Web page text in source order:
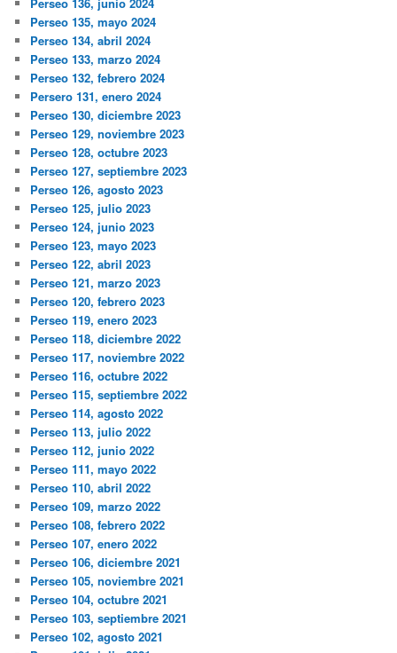
Perseo 135, mayo 2024
Perseo 134, abril 2024
Perseo 133, marzo 2024
Perseo 132, febrero 2024
Persero 131, enero 2024
Perseo 130, diciembre 2023
Perseo 129, noviembre 2023
Perseo 128, octubre 2023
Perseo 127, septiembre 2023
Perseo 126, agosto 2023
Perseo 125, julio 2023
Perseo 124, junio 2023
Perseo 123, mayo 2023
Perseo 122, abril 2023
Perseo 121, marzo 2023
Perseo 120, febrero 2023
Perseo 119, enero 2023
Perseo 118, diciembre 2022
Perseo 117, noviembre 2022
Perseo 116, octubre 2022
Perseo 115, septiembre 2022
Perseo 114, agosto 2022
Perseo 113, julio 2022
Perseo 112, junio 2022
Perseo 111, mayo 2022
Perseo 110, abril 2022
Perseo 109, marzo 2022
Perseo 108, febrero 2022
Perseo 107, enero 2022
Perseo 106, diciembre 2021
Perseo 105, noviembre 2021
Perseo 104, octubre 2021
Perseo 103, septiembre 2021
Perseo 102, agosto 2021